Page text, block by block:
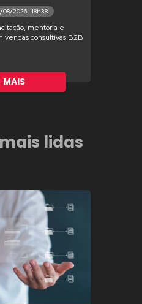
08/2026 - 18h38
mentoria e
consultivas B2B
MAIS
lidas